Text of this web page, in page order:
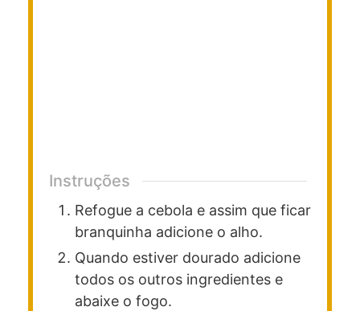
Instruções
Refogue a cebola e assim que ficar
branquinha adicione o alho.
Quando estiver dourado adicione
todos os outros ingredientes e
abaixe o fogo.